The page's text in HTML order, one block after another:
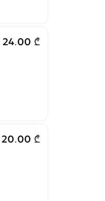
24.00 ₾
20.00 ₾